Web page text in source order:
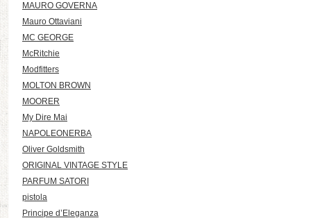
MAURO GOVERNA
Mauro Ottaviani
MC GEORGE
McRitchie
Modfitters
MOLTON BROWN
MOORER
My Dire Mai
NAPOLEONERBA
Oliver Goldsmith
ORIGINAL VINTAGE STYLE
PARFUM SATORI
pistola
Principe d’Eleganza